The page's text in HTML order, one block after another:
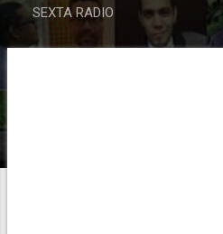
SEXTA RADIO